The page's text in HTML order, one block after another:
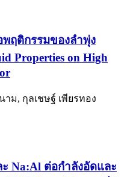
ฤติกรรมของลำพุ่ง
Properties on High
ม, กุลเชษฐ์ เพียรทอง
Na:Al ต่อกำลังอัดและ